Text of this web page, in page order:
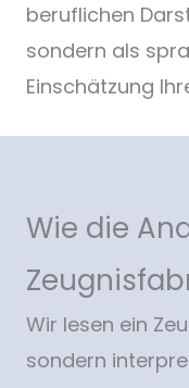
beruflichen
sondern als
Einschätzung
Wie die
Wir lesen ein
sondern